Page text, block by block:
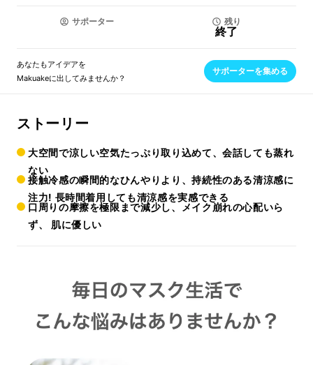
サポーター 残り
終了
あなたもアイデアを
Makuakeに出してみませんか？
サポーターを集める
ストーリー
大空間で涼しい空気たっぷり取り込めて、会話しても蒸れ
ない
接触冷感の瞬間的なひんやりより、持続性のある清涼感に
注力! 長時間着用しても清涼感を実感できる
口周りの摩擦を極限まで減少し、メイク崩れの心配いら
ず、 肌に優しい